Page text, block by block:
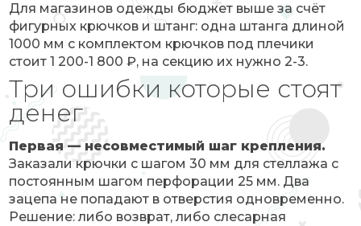
Для магазинов одежды бюджет выше за счёт
фигурных крючков и штанг: одна штанга длиной
1000 мм с комплектом крючков под плечики
стоит 1 200-1 800 ₽, на секцию их нужно 2-3.
Три ошибки которые стоят
денег
Первая — несовместимый шаг крепления.
Заказали крючки с шагом 30 мм для стеллажа с
постоянным шагом перфорации 25 мм. Два
зацепа не попадают в отверстия одновременно.
Решение: либо возврат, либо слесарная